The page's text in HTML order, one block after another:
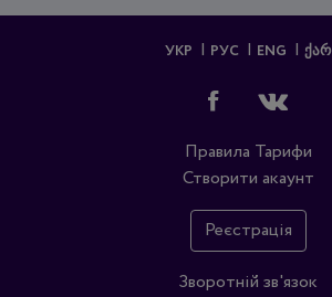
УКР РУС ENG ᲥᲐᲠ
Правила Тарифи
Створити акаунт
Реєстрація
Зворотній зв'язок